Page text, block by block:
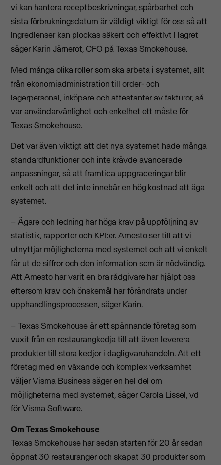
vi kan hantera receptbeskrivningar, spårbarhet och
sista förbrukningsdatum är väldigt viktigt för oss så att
ingredienser kan plockas säkert och effektivt i lagret
säger Karin Järnerot, CFO på Texas Smokehouse.
Med många olika roller som ska arbeta i systemet, allt
från ekonomiadministration till order- och
lagerpersonal, inköpare och attestanter av fakturor, så
var användarvänlighet och enkelhet ett måste för
Texas Smokehouse.
Det var även viktigt att det nya systemet hade många
standardfunktioner och inte krävde avancerade
anpassningar, så att framtida uppgraderingar blir
enkelt och att det inte innebär en hög kostnad att äga
systemet.
– Ägare och ledning har höga krav på uppföljning av
statistik, rapporter och KPI:er. Amesto ser till att vi
utnyttjar möjligheterna med systemet och att vi enkelt
får ut de siffror och den information som är nödvändig.
Att Amesto har varit en bra rådgivare har hjälpt oss
eftersom krav och önskemål har förändrats under
upphandlingsprocessen, säger Karin.
– Texas Smokehouse är ett spännande företag som
vuxit från en restaurangkedja till att även leverera
produkter till stora kedjor i dagligvaruhandeln. Att ett
företag med en växande och komplex verksamhet
väljer Visma Business säger en hel del om
möjligheterna med systemet, säger Carola Lissel, vd
för Visma Software.
Om Texas Smokehouse
Texas Smokehouse har sedan starten för 20 år sedan
öppnat 30 restauranger och skapat 30 produkter som